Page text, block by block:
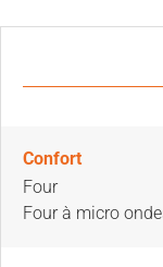
Confort
Four
Four à micro